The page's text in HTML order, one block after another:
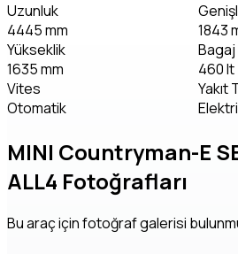
Uzunluk
4445 mm
1843
Yükseklik
1635 mm
Bagaj
460 lt
Vites
Otomatik
Yakıt
MINI Countryman-E
ALL4 Fotoğrafları
Bu araç için fotoğraf galerisi